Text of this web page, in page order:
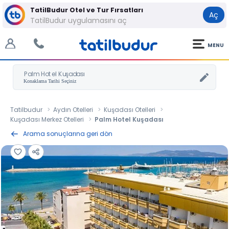
TatilBudur Otel ve Tur Fırsatları
TatilBudur uygulamasını aç
Aç
MENU
Palm Hotel Kuşadası
Tatilbudur Aydın Otelleri
Kuşadası Otelleri
Kuşadası Merkez Otelleri
Palm Hotel Kuşadası
Arama sonuçlarına geri dön